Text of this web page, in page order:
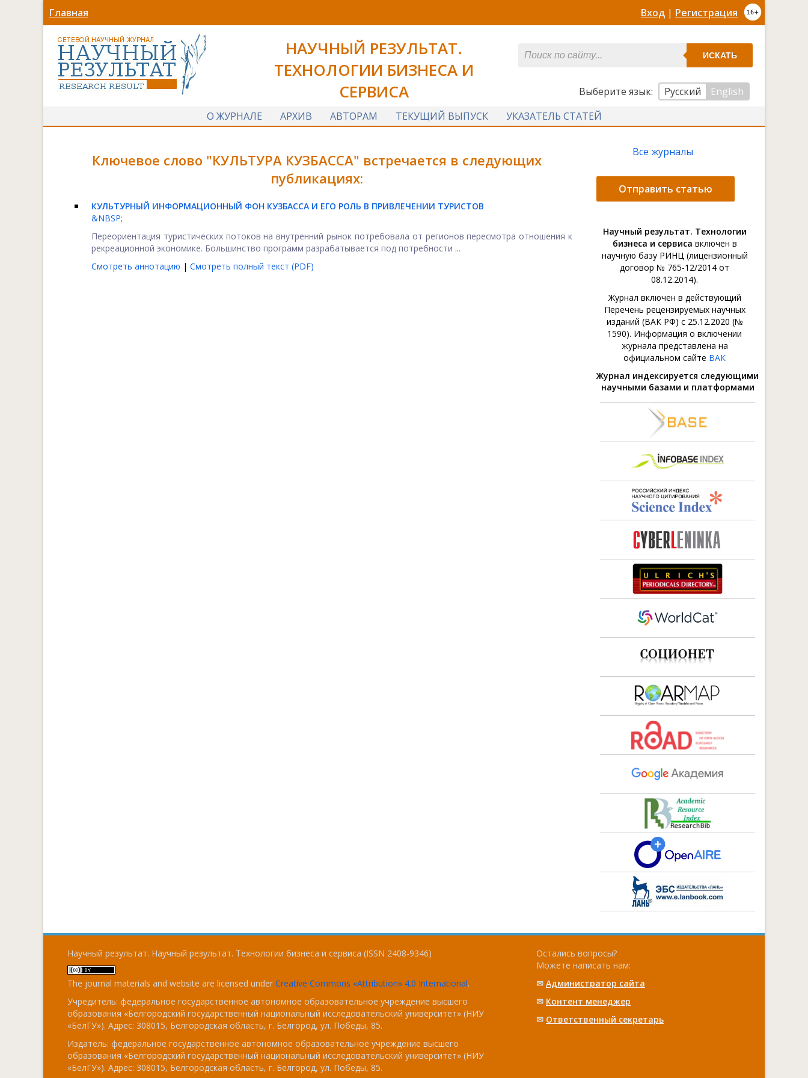
Главная Вход | Регистрация
НАУЧНЫЙ РЕЗУЛЬТАТ.
ТЕХНОЛОГИИ БИЗНЕСА И
СЕРВИСА
ИСКАТЬ
Выберите язык: Русский
English
О ЖУРНАЛЕ
АРХИВ АВТОРАМ ТЕКУЩИЙ ВЫПУСК УКАЗАТЕЛЬ СТАТЕЙ
Ключевое слово "КУЛЬТУРА КУЗБАССА" встречается в следующих
публикациях:
КУЛЬТУРНЫЙ ИНФОРМАЦИОННЫЙ ФОН КУЗБАССА И ЕГО РОЛЬ В ПРИВЛЕЧЕНИИ ТУРИСТОВ
&NBSP;
Переориентация туристических потоков на внутренний рынок потребовала от регионов пересмотра отношения к
рекреационной экономике. Большинство программ разрабатывается под потребности ...
Смотреть аннотацию | Смотреть полный текст (PDF)
Все журналы
Отправить статью
Научный результат. Технологии
бизнеса и сервиса включен в
научную базу РИНЦ (лицензионный
договор № 765-12/2014 от
08.12.2014).
Журнал включен в действующий
Перечень рецензируемых научных
изданий (ВАК РФ) с 25.12.2020 (№
1590). Информация о включении
журнала представлена на
официальном сайте ВАК
Журнал индексируется следующими
научными базами и платформами
Научный результат. Научный результат. Технологии бизнеса и сервиса (ISSN 2408-9346)
The journal materials and website are licensed under Creative Commons «Attribution» 4.0 International.
Учредитель: федеральное государственное автономное образовательное учреждение высшего
образования «Белгородский государственный национальный исследовательский университет» (НИУ
«БелГУ»). Адрес: 308015, Белгородская область, г. Белгород, ул. Победы, 85.
Издатель: федеральное государственное автономное образовательное учреждение высшего
образования «Белгородский государственный национальный исследовательский университет» (НИУ
«БелГУ»). Адрес: 308015, Белгородская область, г. Белгород, ул. Победы, 85.
Остались вопросы?
Можете написать нам:
✉ Администратор сайта
✉ Контент менеджер
✉ Ответственный cекретарь